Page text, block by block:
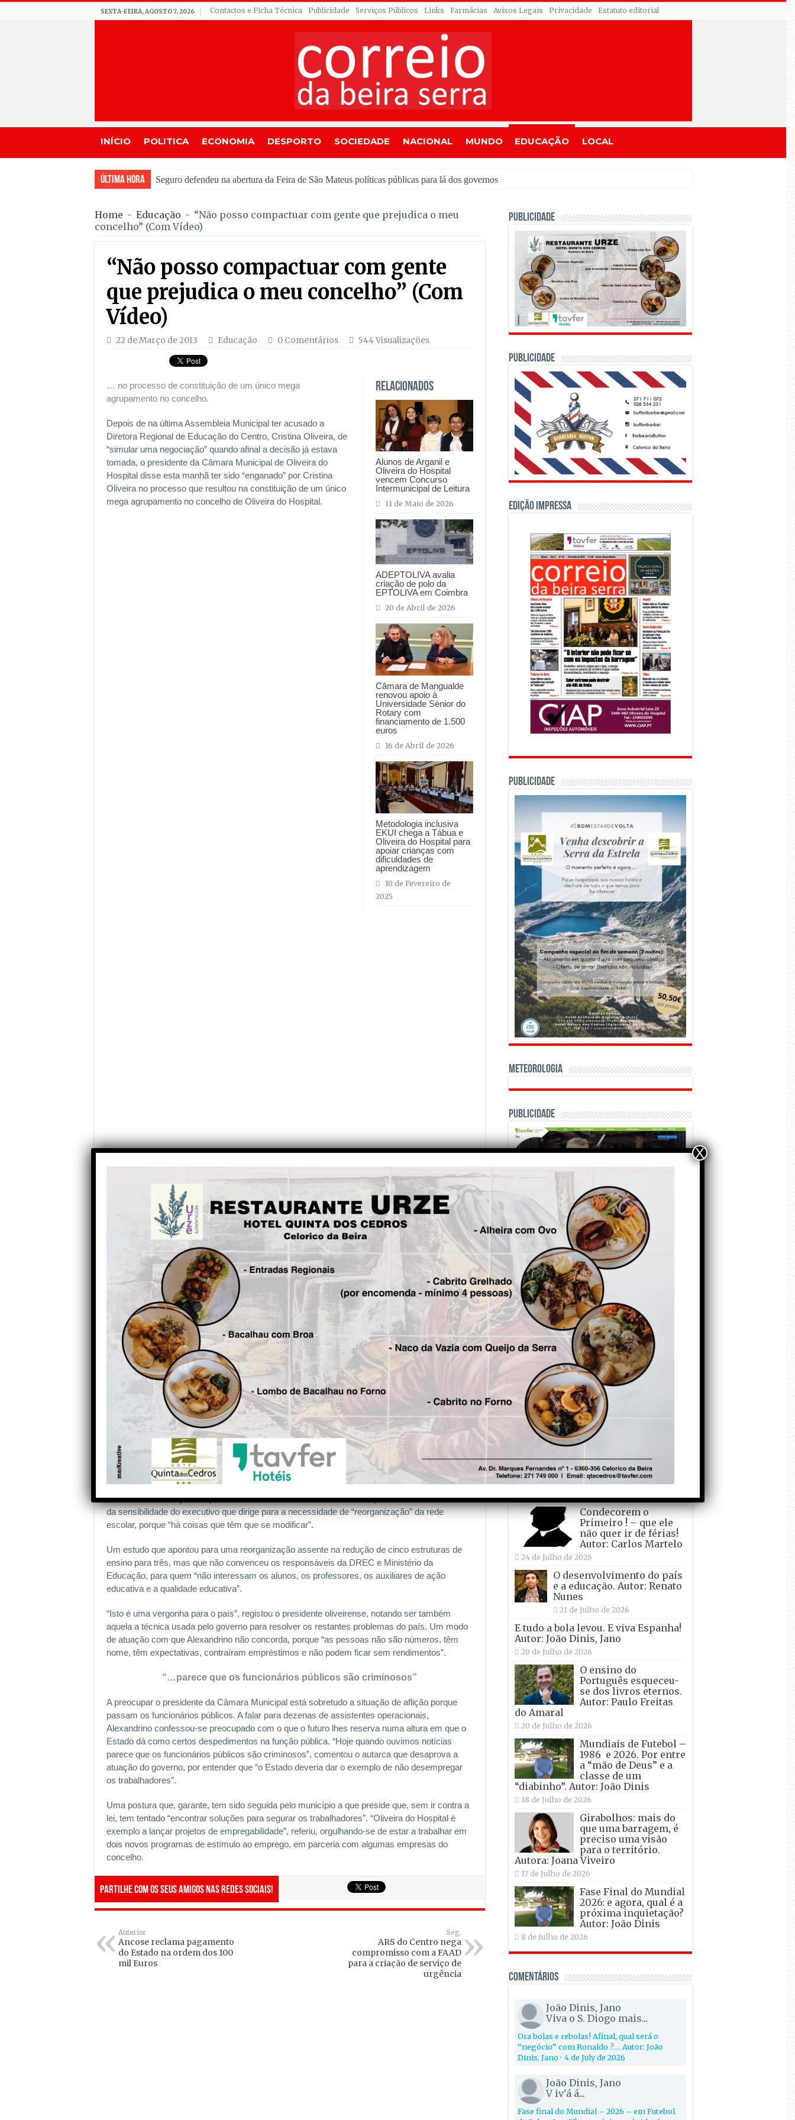
SEXTA-FEIRA, AGOSTO 7, 2026 Contactos e Ficha Técnica Publicidade Serviços Públicos Links Farmácias Avisos Legais Privacidade Estatuto editorial
INÍCIO POLITICA ECONOMIA DESPORTO SOCIEDADE NACIONAL MUNDO EDUCAÇÃO LOCAL
Última Hora Feira Moçárabe faz recua
Home - Educação - “Não posso compactuar com gente que prejudica o meu
concelho” (Com Vídeo)
“Não posso compactuar com gente
que prejudica o meu concelho” (Com
Vídeo)
22 de Março de 2013 Educação 0 Comentários 544 Visualizações
Relacionados
Alunos de Arganil e
Oliveira do Hospital
vencem Concurso
Intermunicipal de Leitura
11 de Maio de 2026
ADEPTOLIVA avalia
criação de polo da
EPTOLIVA em Coimbra
20 de Abril de 2026
Câmara de Mangualde
renovou apoio à
Universidade Sénior do
Rotary com
financiamento de 1.500
euros
16 de Abril de 2026
Metodologia inclusiva
EKUI chega a Tábua e
Oliveira do Hospital para
apoiar crianças com
dificuldades de
aprendizagem
10 de Fevereiro de
2025
… no processo de constituição de um único mega
agrupamento no concelho.
Depois de na última Assembleia Municipal ter acusado a
Diretora Regional de Educação do Centro, Cristina Oliveira, de
“simular uma negociação” quando afinal a decisão já estava
tomada, o presidente da Câmara Municipal de Oliveira do
Hospital disse esta manhã ter sido “enganado” por Cristina
Oliveira no processo que resultou na constituição de um único
mega agrupamento no concelho de Oliveira do Hospital.
José Carlos Alexandrino referiu em concreto o momento em que a proposta defendida pela
autarquia de criação de três agrupamentos no concelho não foi aceite pela DREC e o
executivo “perante uma irredutibilidade brutal” partiu, numa “tentativa desesperada”, para a
proposta de dois agrupamentos .
“Prometeram que sim, mas as pessoas enganaram-me porque fizeram a proposta de um
único mega agrupamento”, revelou José Carlos Alexandrino, lamentando que para alguns “o
que contam são os números”.
Uma postura com que o presidente da Câmara garante não compactuar porque “enquanto for
presidente a minha bandeira será o meu concelho” . “Não posso compactuar com gente que
prejudica o meu concelho”, informou José Carlos Alexandrino que, numa altura em que é
recandidato assumido à presidência da autarquia oliveirense, se revelou crítico em relação à
candidatura da ex diretora da DREC à Câmara municipal. “Essas pessoas que não têm
vergonha , vêm apresentar-se como candidatas em Oliveira do Hospital”, observou.
Alexandrino falava assim no arranque do encontro de pessoal não docente, alusivo ao tema do
“Papel dos Assistentes Operacionais nas Escolas”, que hoje decorre na Casa da Cultura
César Oliveira no âmbito do Projeto Educativo Local que está a ser desenvolvido pela equipa
de António Rochette.
“Encomendámos um estudo que tivesse base e verdade para apresentar uma proposta ao
Ministério a Educação”, explicou José Carlos Alexandrino, contando que tal decisão decorreu
da sensibilidade do executivo que dirige para a necessidade de “reorganização” da rede
escolar, porque “há coisas que têm que se modificar”.
Um estudo que apontou para uma reorganização assente na redução de cinco estruturas de
ensino para três, mas que não convenceu os responsáveis da DREC e Ministério da
Educação, para quem “não interessam os alunos, os professores, os auxiliares de ação
educativa e a qualidade educativa”.
“Isto é uma vergonha para o país”, registou o presidente oliveirense, notando ser também
aquela a técnica usada pelo governo para resolver os restantes problemas do país. Um modo
de atuação com que Alexandrino não concorda, porque “as pessoas não são números, têm
nome, têm expectativas, contraíram empréstimos e não podem ficar sem rendimentos”.
“…parece que os funcionários públicos são criminosos”
A preocupar o presidente da Câmara Municipal está sobretudo a situação de aflição porque
passam os funcionários públicos. A falar para dezenas de assistentes operacionais,
Alexandrino confessou-se preocupado com o que o futuro lhes reserva numa altura em que o
Estado dá como certos despedimentos na função pública. “Hoje quando ouvimos notícias
parece que os funcionários públicos são criminosos”, comentou o autarca que desaprova a
atuação do governo, por entender que “o Estado deveria dar o exemplo de não desempregar
os trabalhadores”.
Uma postura que, garante, tem sido seguida pelo município a que preside que, sem ir contra a
lei, tem tentado “encontrar soluções para segurar os trabalhadores”. “Oliveira do Hospital é
exemplo a lançar projetos de empregabilidade”, referiu, orgulhando-se de estar a trabalhar em
dois novos programas de estímulo ao emprego, em parceria com algumas empresas do
concelho.
Partilhe com os seus amigos nas redes sociais!
Anterior
Ancose reclama pagamento
do Estado na ordem dos 100
mil Euros
Seg.
ARS do Centro nega
compromisso com a FAAD
para a criação de serviço de
urgência
PUBLICIDADE
PUBLICIDADE
Edição Impressa
PUBLICIDADE
Meteorologia
Publicidade
OPINIÃO E CRÓNICAS
Matraquilhos… Autor:
Fernando Roldão
6 de Agosto de 2026
A marca Sporting em
todo o mundo está a
crescer atrás de
Ronaldo. Autor: Paulo
Freitas do Amaral
5 de Agosto de 2026
Falso crescimento…
Autor: Nuno Pereira
1 de Agosto de 2026
Tadei Pogacar vence o
“Tour” – A “Volta a
França em Bicicleta”
pela quinta vez! Autor:
João Dinis
Condecorem o
Primeiro ! – que ele
não quer ir de férias!
Autor: Carlos Martelo
24 de Julho de 2026
O desenvolvimento do país
e a educação. Autor: Renato
Nunes
21 de Julho de 2026
E tudo a bola levou. E viva Espanha!
Autor: João Dinis, Jano
20 de Julho de 2026
O ensino do
Português esqueceu-
se dos livros eternos.
Autor: Paulo Freitas
do Amaral
20 de Julho de 2026
Mundiais de Futebol –
1986 e 2026. Por entre
a “mão de Deus” e a
classe de um
“diabinho”. Autor: João Dinis
18 de Julho de 2026
Girabolhos: mais do
que uma barragem, é
preciso uma visão
para o território.
Autora: Joana Viveiro
17 de Julho de 2026
Fase Final do Mundial
2026: e agora, qual é a
próxima inquietação?
Autor: João Dinis
8 de Julho de 2026
Comentários
João Dinis, Jano
Viva o S. Diogo mais...
Ora bolas e rebolas! Afinal, qual será o
“negócio” com Ronaldo ?… Autor: João
Dinis, Jano· 4 de July de 2026
João Dinis, Jano
V iv'á á...
Fase final do Mundial – 2026 – em Futebol
X